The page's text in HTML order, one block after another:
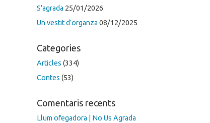
S’agrada 25/01/2026
Un vestit d’organza 08/12/2025
Categories
Articles (334)
Contes (53)
Comentaris recents
Llum ofegadora | No Us Agrada